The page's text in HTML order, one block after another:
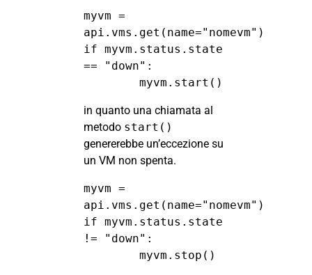
myvm =
api.vms.get(name="nomevm")
if myvm.status.state
== "down":
	myvm.start()
in quanto una chiamata al
metodo start()
genererebbe un’eccezione su
un VM non spenta.
myvm =
api.vms.get(name="nomevm")
if myvm.status.state
!= "down":
	myvm.stop()